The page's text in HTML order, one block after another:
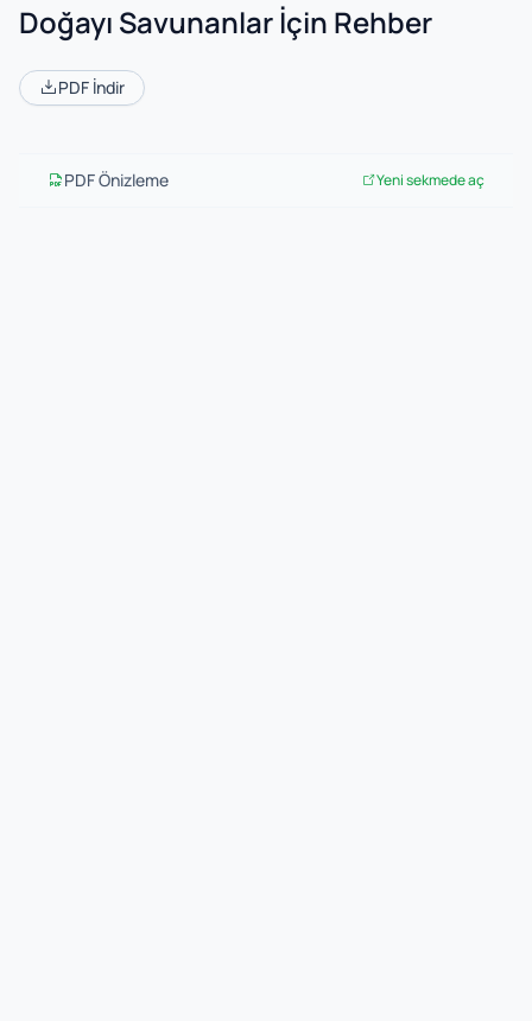
Doğayı Savunanlar İçin Rehber
PDF İndir
PDF Önizleme Yeni sekmede aç